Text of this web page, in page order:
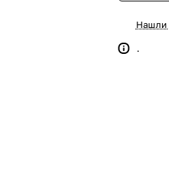
Нашли
.